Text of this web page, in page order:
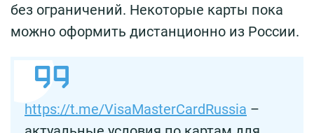
без ограничений. Некоторые карты пока
можно оформить дистанционно из России.
https://t.me/VisaMasterCardRussia –